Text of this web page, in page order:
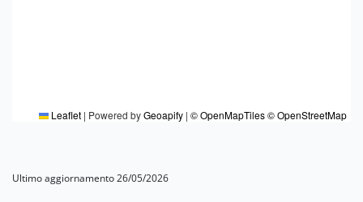
Leaflet | Powered byGeoapify | © OpenMapTiles© OpenStreetMap
Ultimo aggiornamento 26/05/2026